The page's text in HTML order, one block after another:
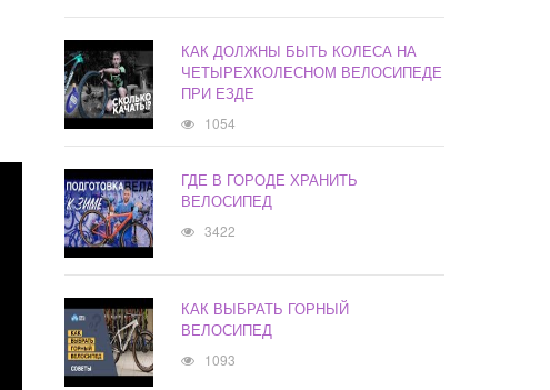
КАК ДОЛЖНЫ БЫТЬ КОЛЕСА НА
ЧЕТЫРЕХКОЛЕСНОМ ВЕЛОСИПЕДЕ
ПРИ ЕЗДЕ
1054
ГДЕ В ГОРОДЕ ХРАНИТЬ
ВЕЛОСИПЕД
3422
КАК ВЫБРАТЬ ГОРНЫЙ
ВЕЛОСИПЕД
1093